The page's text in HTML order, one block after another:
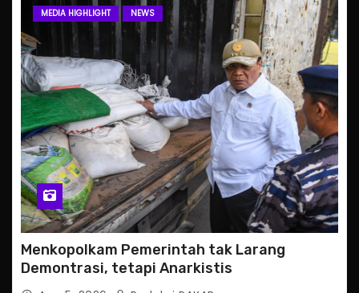
MEDIA HIGHLIGHT NEWS
Menkopolkam Pemerintah tak Larang
Demontrasi, tetapi Anarkistis